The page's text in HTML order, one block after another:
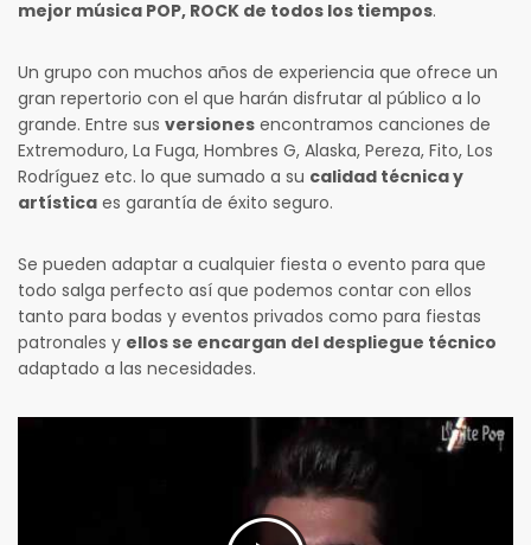
mejor música POP, ROCK de todos los tiempos.
Un grupo con muchos años de experiencia que ofrece un
gran repertorio con el que harán disfrutar al público a lo
grande. Entre sus versiones encontramos canciones de
Extremoduro, La Fuga, Hombres G, Alaska, Pereza, Fito, Los
Rodríguez etc. lo que sumado a su calidad técnica y
artística es garantía de éxito seguro.
Se pueden adaptar a cualquier fiesta o evento para que
todo salga perfecto así que podemos contar con ellos
tanto para bodas y eventos privados como para fiestas
patronales y ellos se encargan del despliegue técnico
adaptado a las necesidades.